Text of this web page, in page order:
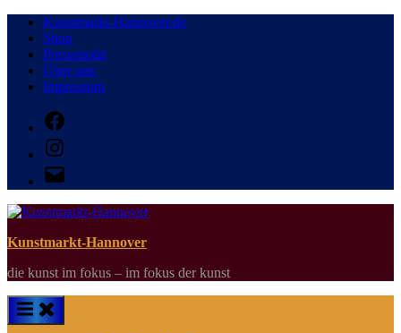
Skip
content
Kunstmarkt-Hannover.de
Shop
Pressenotiz
Über uns
Impressum
Facebook
Instagram
E-
Mail
Kunstmarkt-Hannover
die kunst im fokus – im fokus der kunst